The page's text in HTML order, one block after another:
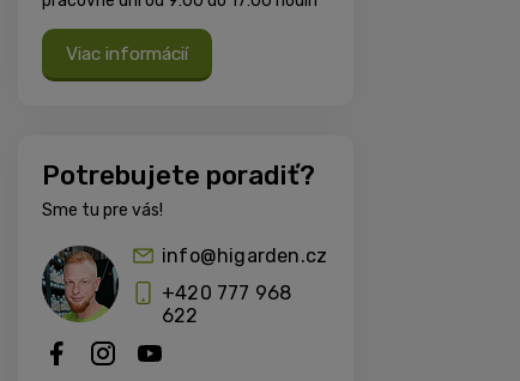
Viac informácií
Potrebujete poradiť?
Sme tu pre vás!
info@higarden.cz
+420 777 968
622